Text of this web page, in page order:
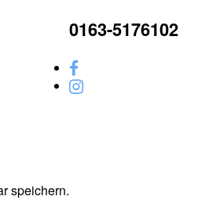
speichern.
0163-5176102